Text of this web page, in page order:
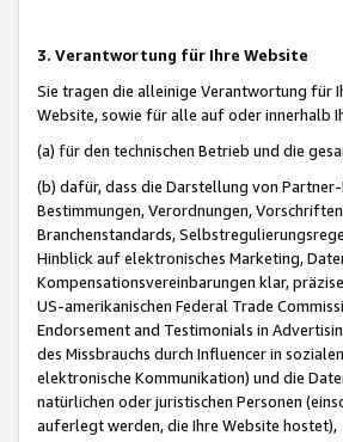
3. Verantwortung für Ihre Website
Sie tragen die alleinige Verantwortung für
Website, sowie für alle auf oder innerhalb
(a) für den technischen Betrieb und die
(b) dafür, dass die Darstellung von
Bestimmungen, Verordnungen,
Branchenstandards,
Hinblick auf elektronisches Marketing,
Kompensationsvereinbarungen klar,
US-amerikanischen Federal Trade
Endorsement and Testimonials in
des Missbrauchs durch Influencer in
elektronische Kommunikation) und die
natürlichen oder juristischen Personen
auferlegt werden, die Ihre Website hostet),